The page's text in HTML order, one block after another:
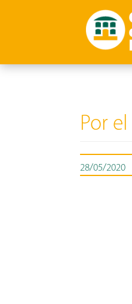
Por
28/05/2020